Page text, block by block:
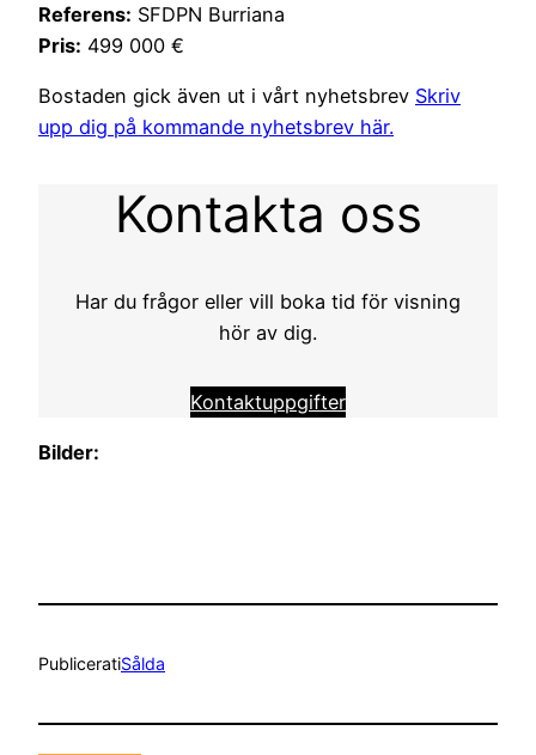
Referens: SFDPN Burriana
Pris: 499 000 €
Bostaden gick även ut i vårt nyhetsbrev Skriv
upp dig på kommande nyhetsbrev här.
Kontakta oss
Har du frågor eller vill boka tid för visning
hör av dig.
Kontaktuppgifter
Bilder:
PubliceratiSålda